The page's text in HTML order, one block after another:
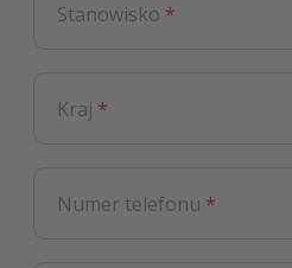
Stanowisko *
Kraj *
Numer telefonu *